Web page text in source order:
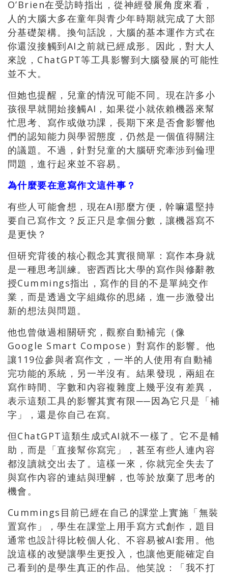
O’Brien在受訪時指出，從神經發展角度來看，
人的大腦大多在童年與青少年時期就完成了大部
分基礎架構。換句話說，大腦的基本運作方式在
你還沒接觸到AI之前就已經成形。因此，對大人
來說，ChatGPT等工具影響到大腦發展的可能性
並不大。
但她也提醒，兒童的情況可能不同。現在許多小
孩很早就開始接觸AI，如果從小就依賴機器來幫
忙思考、寫作或做功課，長期下來是否會影響他
們的認知能力與學習態度，仍然是一個值得關注
的議題。不過，針對兒童的大腦研究牽涉到倫理
問題，進行起來並不容易。
為什麼要在意寫作文這件事？
有些人可能會想，現在AI那麼方便，幹嘛還堅持
要自己寫作文？反正只是拿個分數，讓機器寫不
是更快？
但研究背後的核心觀念其實很簡單：寫作本身就
是一種思考訓練。密西西比大學的寫作與修辭教
授Cummings指出，寫作的目的不是單純交作
業，而是透過文字組織你的思緒，進一步激發出
新的想法與問題。
他也曾做過相關研究，觀察自動補完（像
Google Smart Compose）對寫作的影響。他
讓119位參與者寫作文，一半的人使用有自動補
完功能的系統，另一半沒有。結果發現，兩組在
寫作時間、字數和內容複雜度上幾乎沒有差異，
表示這類工具的影響其實有限──因為它只是「補
字」，還是你自己在寫。
但ChatGPT這類生成式AI就不一樣了。它不是輔
助，而是「直接幫你寫完」，甚至有些人連內容
都沒讀就交出去了。這樣一來，你就完全失去了
與寫作內容的連結與理解，也等於放棄了思考的
機會。
Cummings目前已經在自己的課堂上實施「無裝
置寫作」，學生在課堂上用手寫方式創作，題目
通常也設計得比較個人化、不容易被AI套用。他
說這樣的改變讓學生更投入，也讓他更能確定自
己看到的是學生真正的作品。他笑說：「我不打